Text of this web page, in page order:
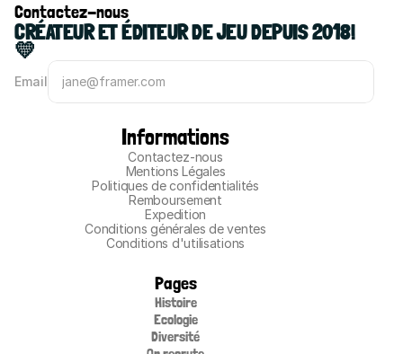
Contactez-nous
CRÉATEUR ET ÉDITEUR DE JEU DEPUIS 2018!
💛
Email
Informations
Contactez-nous
Mentions Légales
Politiques de confidentialités
Remboursement
Expedition
Conditions générales de ventes
Conditions d'utilisations
Pages
Ecologie
Histoire
Diversité